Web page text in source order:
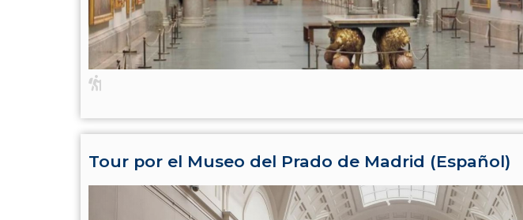
Tour por el Museo del Prado de Madrid (Español)